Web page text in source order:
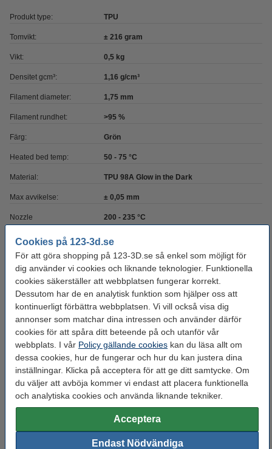
Cookies på 123-3d.se
För att göra shopping på 123-3D.se så enkel som möjligt för
dig använder vi cookies och liknande teknologier. Funktionella
cookies säkerställer att webbplatsen fungerar korrekt.
Dessutom har de en analytisk funktion som hjälper oss att
kontinuerligt förbättra webbplatsen. Vi vill också visa dig
annonser som matchar dina intressen och använder därför
cookies för att spåra ditt beteende på och utanför vår
webbplats. I vår Policy gällande cookies kan du läsa allt om
dessa cookies, hur de fungerar och hur du kan justera dina
inställningar. Klicka på acceptera för att ge ditt samtycke. Om
du väljer att avböja kommer vi endast att placera funktionella
och analytiska cookies och använda liknande tekniker.
Acceptera
Endast Nödvändiga
Produkt type: TPU
Tomvikt: ± 216 gram
Vikt: 0,5 kg
Densitet gcm³: 1,16 g/cm³
Filament diameter: 1,75 mm
Filament rundhet: >95 %
Färg: Grön
Heated bed temp: 50 - 75 °C
Material: TPU 98A Glow in the Dark
Max avvikelse: ± 0,05 mm
Nozzle
200 - 235 °C
Spolens bredd:
Spolens inre diameter: Ø 5,2 cm
Spolens ytterdiameter: Ø 20,0 cm
Varumärke: 123-3D
Produktkod: DHM00171
SUNLU FilaDryer S2 Drybox
595 kr